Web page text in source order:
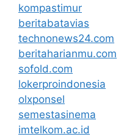
kompastimur
beritabatavias
technonews24.com
beritaharianmu.com
sofold.com
lokerproindonesia
olxponsel
semestasinema
imtelkom.ac.id